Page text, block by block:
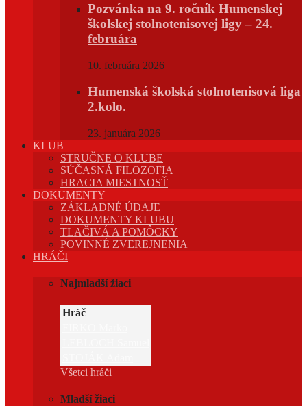
Pozvánka na 9. ročník Humenskej
školskej stolnotenisovej ligy – 24.
februára
10. februára 2026
Humenská školská stolnotenisová liga
2.kolo.
23. januára 2026
KLUB
STRUČNE O KLUBE
SÚČASNÁ FILOZOFIA
HRACIA MIESTNOSŤ
DOKUMENTY
ZÁKLADNÉ ÚDAJE
DOKUMENTY KLUBU
TLAČIVÁ A POMÔCKY
POVINNÉ ZVEREJNENIA
HRÁČI
Najmladší žiaci
Hráč
Všetci hráči
Mladší žiaci